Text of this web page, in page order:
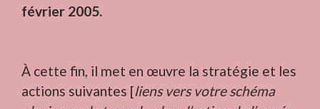
février 2005.
À cette fin, il met en œuvre la stratégie et les
actions suivantes [liens vers votre schéma